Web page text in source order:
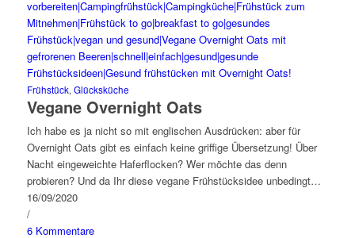
Frühstück, Glücksküche
Vegane Overnight Oats
Ich habe es ja nicht so mit englischen Ausdrücken: aber für
Overnight Oats gibt es einfach keine griffige Übersetzung! Über
Nacht eingeweichte Haferflocken? Wer möchte das denn
probieren? Und da Ihr diese vegane Frühstücksidee unbedingt…
16/09/2020
/
6 Kommentare